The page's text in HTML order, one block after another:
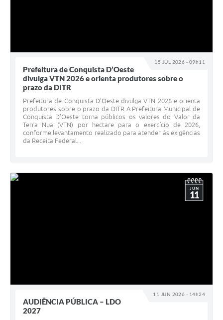
15 JUL 2026 - 09h11
Prefeitura de Conquista D’Oeste
divulga VTN 2026 e orienta produtores sobre o
prazo da DITR
Prefeitura de Conquista D’Oeste divulga VTN 2026 e orienta
produtores sobre o prazo da DITR A Prefeitura Municipal de
Conquista D’Oeste torna públicos os valores do Valor da
Terra Nua (VTN) por hectare para o exercício de 2026,
conforme levantamento realizado para atender às exigências
da Receita Federal...
11 JUN 2026 - 14h24
JUN
11
AUDIÊNCIA PÚBLICA – LDO
2027